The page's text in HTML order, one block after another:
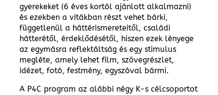
gyerekeket (6 éves kortól ajánlott alkalmazni)
és ezekben a vitákban részt vehet bárki,
függetlenül a háttérismereteitől, családi
hátterétől, érdeklődésétől, hiszen ezek lényege
az egymásra reflektáltság és egy stimulus
megléte, amely lehet film, szövegrészlet,
idézet, fotó, festmény, egyszóval bármi.
A P4C program az alábbi négy K-s célcsoportot